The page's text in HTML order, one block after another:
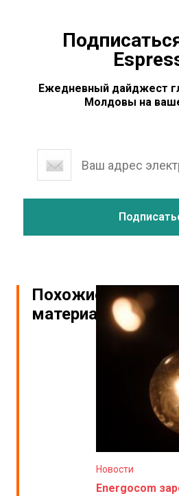
Ежедневный дайджест
Молдовы на
Похожие
материалы
Новости
Energocom